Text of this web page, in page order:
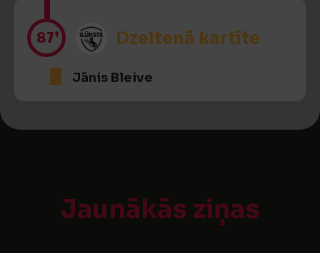
87’ Dzeltenā kartīte
Jānis Bleive
Jaunākās ziņas